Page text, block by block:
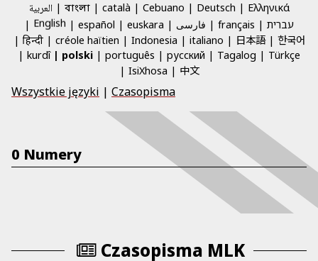
العربية বাংলা català Cebuano Deutsch
Ελληνικά
English
español euskara فارسی français
עברית
हिन्दी
créole haïtien Indonesia italiano 日本語 한국어
kurdî polski português русский Tagalog
Türkçe
IsiXhosa
中文
Wszystkie języki | Czasopisma
0 Numery
Czasopisma MLK